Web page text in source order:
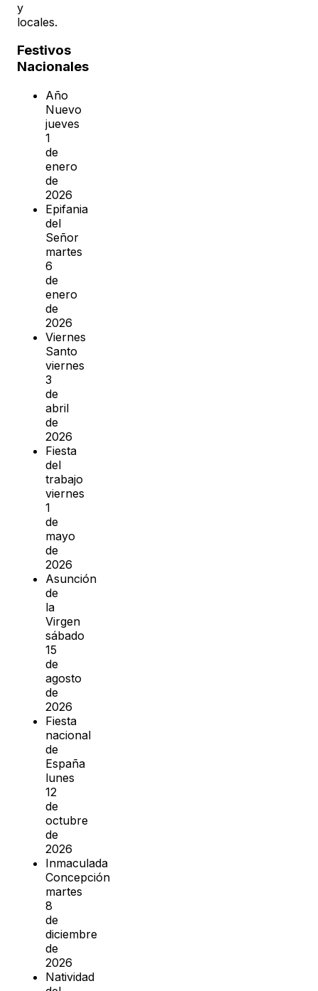
y
locales.
Festivos
Nacionales
Año
Nuevo
jueves
1
de
enero
de
2026
Epifania
del
Señor
martes
6
de
enero
de
2026
Viernes
Santo
viernes
3
de
abril
de
2026
Fiesta
del
trabajo
viernes
1
de
mayo
de
2026
Asunción
de
la
Virgen
sábado
15
de
agosto
de
2026
Fiesta
nacional
de
España
lunes
12
de
octubre
de
2026
Inmaculada
Concepción
martes
8
de
diciembre
de
2026
Natividad